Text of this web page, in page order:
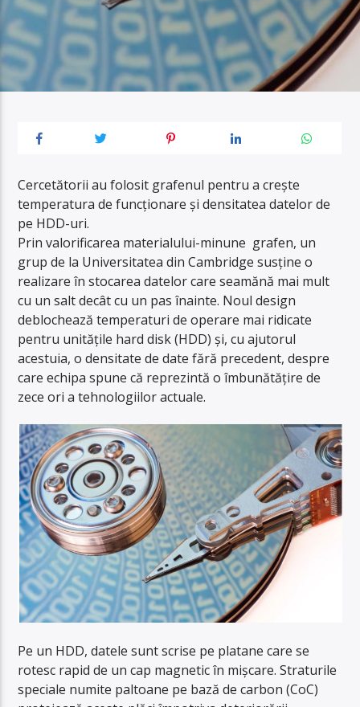
Cercetătorii au folosit grafenul pentru a crește
temperatura de funcționare și densitatea datelor de
pe HDD-uri.
Prin valorificarea materialului-minune grafen, un
grup de la Universitatea din Cambridge susține o
realizare în stocarea datelor care seamănă mai mult
cu un salt decât cu un pas înainte. Noul design
deblochează temperaturi de operare mai ridicate
pentru unitățile hard disk (HDD) și, cu ajutorul
acestuia, o densitate de date fără precedent, despre
care echipa spune că reprezintă o îmbunătățire de
zece ori a tehnologiilor actuale.
Pe un HDD, datele sunt scrise pe platane care se
rotesc rapid de un cap magnetic în mișcare. Straturile
speciale numite paltoane pe bază de carbon (CoC)